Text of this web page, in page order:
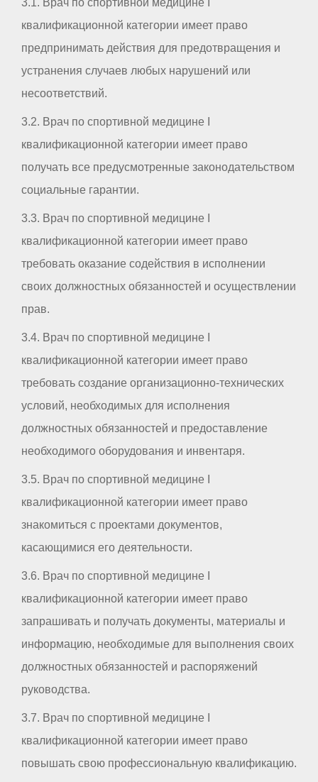
3.1. Врач по спортивной медицине I
квалификационной категории имеет право
предпринимать действия для предотвращения и
устранения случаев любых нарушений или
несоответствий.
3.2. Врач по спортивной медицине I
квалификационной категории имеет право
получать все предусмотренные законодательством
социальные гарантии.
3.3. Врач по спортивной медицине I
квалификационной категории имеет право
требовать оказание содействия в исполнении
своих должностных обязанностей и осуществлении
прав.
3.4. Врач по спортивной медицине I
квалификационной категории имеет право
требовать создание организационно-технических
условий, необходимых для исполнения
должностных обязанностей и предоставление
необходимого оборудования и инвентаря.
3.5. Врач по спортивной медицине I
квалификационной категории имеет право
знакомиться с проектами документов,
касающимися его деятельности.
3.6. Врач по спортивной медицине I
квалификационной категории имеет право
запрашивать и получать документы, материалы и
информацию, необходимые для выполнения своих
должностных обязанностей и распоряжений
руководства.
3.7. Врач по спортивной медицине I
квалификационной категории имеет право
повышать свою профессиональную квалификацию.